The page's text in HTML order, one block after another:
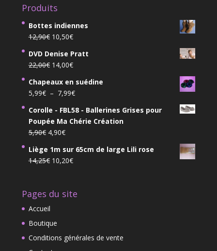
Produits
Bottes indiennes
12,90€ Le
initial
était :
12,90€.
10,50€Le
actuel
est :
10,50€.
DVD Denise Pratt
22,00€ Le
initial
était :
22,00€.
14,00€Le
actuel
est :
14,00€.
Chapeaux en suédine
5,99€ – 7,99€Plage
prix :
5,99€
7,99€
Corolle - FBL58 - Ballerines Grises pour
Poupée Ma Chérie Création
5,90€ Le
initial
était :
4,90€Le
actuel
est :
Liège 1m sur 65cm de large Lili rose
14,25€ Le
était :
10,20€Le
est :
Pages du site
Accueil
Boutique
Conditions générales de vente